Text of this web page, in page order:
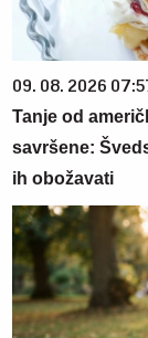
09. 08. 2026
Tanje od
savršene:
ih obožavati